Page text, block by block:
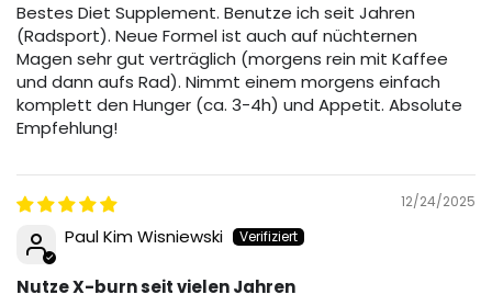
Bestes Diet Supplement. Benutze ich seit Jahren
(Radsport). Neue Formel ist auch auf nüchternen
Magen sehr gut verträglich (morgens rein mit Kaffee
und dann aufs Rad). Nimmt einem morgens einfach
komplett den Hunger (ca. 3-4h) und Appetit. Absolute
Empfehlung!
12/24/2025
Paul Kim Wisniewski
Nutze X-burn seit vielen Jahren